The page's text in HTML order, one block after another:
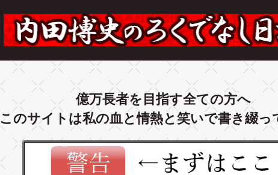
億万長者を目指す全ての方へ
このサイトは私の血と情熱と笑いで書き綴っ